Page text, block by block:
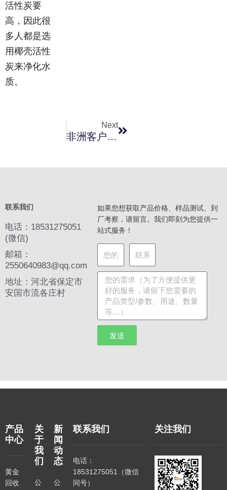
活性炭要
高，因此很
多人都是选
用椰壳活性
炭来净化水
质。
Next
非洲客户54吨椰壳黄金炭
联系我们
电话：18531275051
(微信)
邮箱：
2550640983@qq.com
地址：河北省保定市
安国市流各庄村
如果您想获取产品价格、样品测试、到
厂考察，请留言。我们即刻为您提供一
站式服务！
发送
产品
中心
黄金
回收
关
于
我
们
公
新
闻
动
态
公
联系我们
电话：
18531275051（微信
同号）
关注我们